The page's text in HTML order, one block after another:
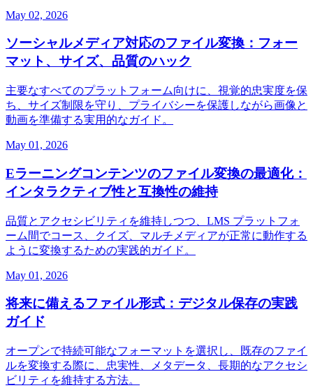
May 02, 2026
ソーシャルメディア対応のファイル変換：フォー
マット、サイズ、品質のハック
主要なすべてのプラットフォーム向けに、視覚的忠実度を保
ち、サイズ制限を守り、プライバシーを保護しながら画像と
動画を準備する実用的なガイド。
May 01, 2026
Eラーニングコンテンツのファイル変換の最適化：
インタラクティブ性と互換性の維持
品質とアクセシビリティを維持しつつ、LMS プラットフォ
ーム間でコース、クイズ、マルチメディアが正常に動作する
ように変換するための実践的ガイド。
May 01, 2026
将来に備えるファイル形式：デジタル保存の実践
ガイド
オープンで持続可能なフォーマットを選択し、既存のファイ
ルを変換する際に、忠実性、メタデータ、長期的なアクセシ
ビリティを維持する方法。